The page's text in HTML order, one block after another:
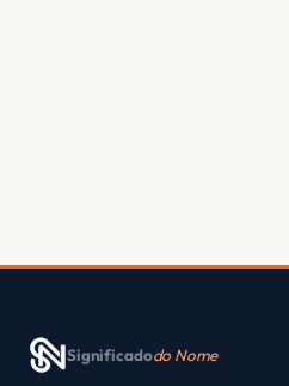
Significadodo Nome